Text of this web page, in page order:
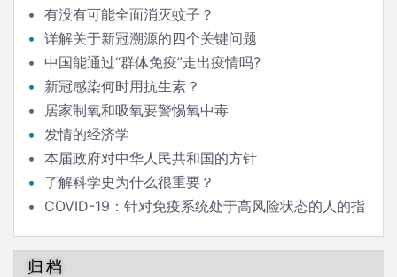
有没有可能全面消灭蚊子？
详解关于新冠溯源的四个关键问题
中国能通过“群体免疫”走出疫情吗?
新冠感染何时用抗生素？
居家制氧和吸氧要警惕氧中毒
发情的经济学
本届政府对中华人民共和国的方针
了解科学史为什么很重要？
COVID-19：针对免疫系统处于高风险状态的人的指
归档